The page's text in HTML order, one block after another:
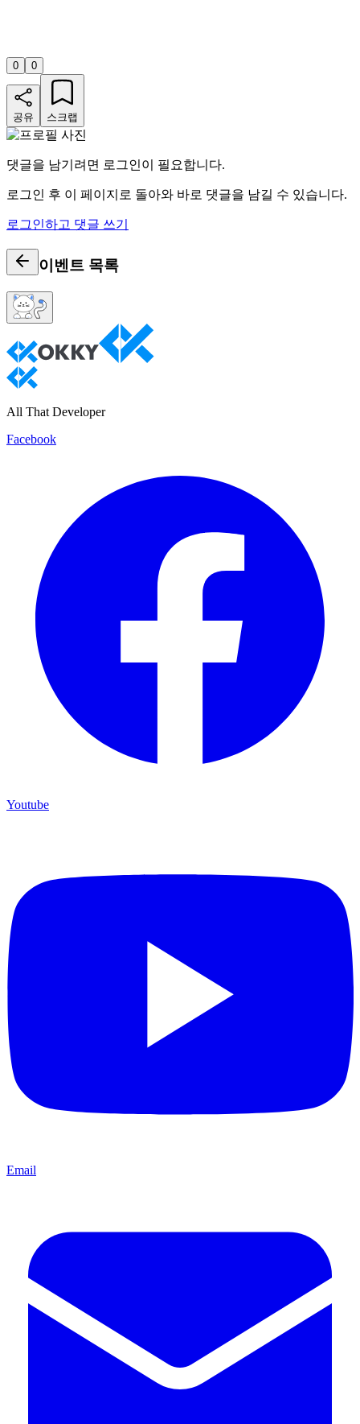
0 0
공유 스크랩
댓글을 남기려면 로그인이 필요합니다.
로그인 후 이 페이지로 돌아와 바로 댓글을 남길 수 있습니다.
로그인하고 댓글 쓰기
이벤트 목록
All That Developer
Facebook
Youtube
Email